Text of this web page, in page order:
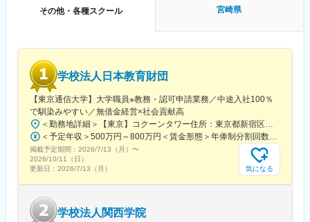
（4）教育・育児・発達相談業務
■1日の流れ（一例）
10:30～11:30 行政との連絡調整
11:30～12:30 支援計画の提示、面談
14:00～16:00 親御様と面談（指導中と家庭での困り感をご相
談）
16:00～17:30 問い合わせ対応
18:00～19:00 指導員と支援計画のケース会議
※持ち帰り仕事やサービス残業は禁止しております。
※すべてのデータを自社システムで一元管理しており、スタッフ同
士の情報連携もスムーズです。
その他・各種スクール 宮崎県
学校法人日本教育財団
【東京通信大学】大学職員※教務・認可申請業務／中途入社100％
で馴染みやすい／無借金経営×社会貢献高
＜勤務地詳細＞【東京】コクーンタワー住所：東京都新宿区西新宿1-7-3 コクーンタワー勤務地最寄駅：JR中央線／新宿駅受動喫煙対策：屋内全面禁煙変更の範囲：会社の定める事業所
＜予定年収＞500万円～800万円＜賃金形態＞年俸制分割回数14回＜賃金内訳＞年額（基本給）：4,090,000円～6,550,000円固定残業手当/月：64,286円～102,858円（固定残業時間26時間40分/月）超過した時間外労働の残業手当は追加支給＜月額＞356,428円～570,715円（14分割）（一律手当を含む）＜昇給有無＞有＜残業手当＞有＜給与補足＞■前職の給与・業務内容などを参考のうえ決定。賃金はあくまでも目安の金額であり、選考を通じて上下する可能性があります。月給(月額)は固定手当を含めた表記です。
掲載予定期間： 2026/7/13（月） 〜
2026/10/11（日）
更新日： 2026/7/13（月） 気になる
学校法人関西学院